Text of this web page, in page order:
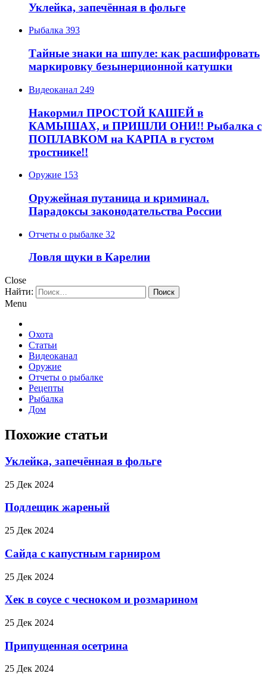
Уклейка, запечённая в фольге
Рыбалка 393
Тайные знаки на шпуле: как расшифровать
маркировку безынерционной катушки
Видеоканал 249
Накормил ПРОСТОЙ КАШЕЙ в
КАМЫШАХ, и ПРИШЛИ ОНИ!! Рыбалка с
ПОПЛАВКОМ на КАРПА в густом
тростнике!!
Оружие 153
Оружейная путаница и криминал.
Парадоксы законодательства России
Отчеты о рыбалке 32
Ловля щуки в Карелии
Close
Найти:
Menu
Охота
Статьи
Видеоканал
Оружие
Отчеты о рыбалке
Рецепты
Рыбалка
Дом
Похожие статьи
Уклейка, запечённая в фольге
25 Дек 2024
Подлещик жареный
25 Дек 2024
Сайда с капустным гарниром
25 Дек 2024
Хек в соусе с чесноком и розмарином
25 Дек 2024
Припущенная осетрина
25 Дек 2024